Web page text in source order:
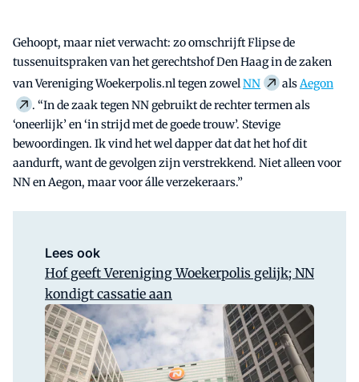
Gehoopt, maar niet verwacht: zo omschrijft Flipse de
tussenuitspraken van het gerechtshof Den Haag in de zaken
van Vereniging Woekerpolis.nl tegen zowelNN alsAegon
. “In de zaak tegen NN gebruikt de rechter termen als
‘oneerlijk’ en ‘in strijd met de goede trouw’. Stevige
bewoordingen. Ik vind het wel dapper dat dat het hof dit
aandurft, want de gevolgen zijn verstrekkend. Niet alleen voor
NN en Aegon, maar voor álle verzekeraars.”
Lees ook
Hof geeft Vereniging Woekerpolis gelijk; NN
kondigt cassatie aan